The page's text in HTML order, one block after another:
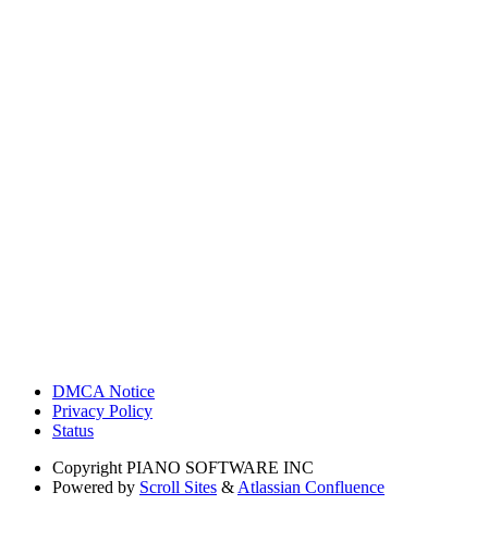
DMCA Notice
Privacy Policy
Status
Copyright PIANO SOFTWARE INC
Powered by Scroll Sites & Atlassian Confluence